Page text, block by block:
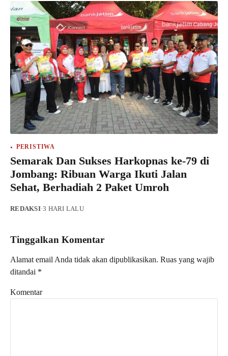
PERISTIWA
Semarak Dan Sukses Harkopnas ke-79 di
Jombang: Ribuan Warga Ikuti Jalan
Sehat, Berhadiah 2 Paket Umroh
REDAKSI·3 HARI LALU
Tinggalkan Komentar
Alamat email Anda tidak akan dipublikasikan. Ruas yang wajib
ditandai *
Komentar